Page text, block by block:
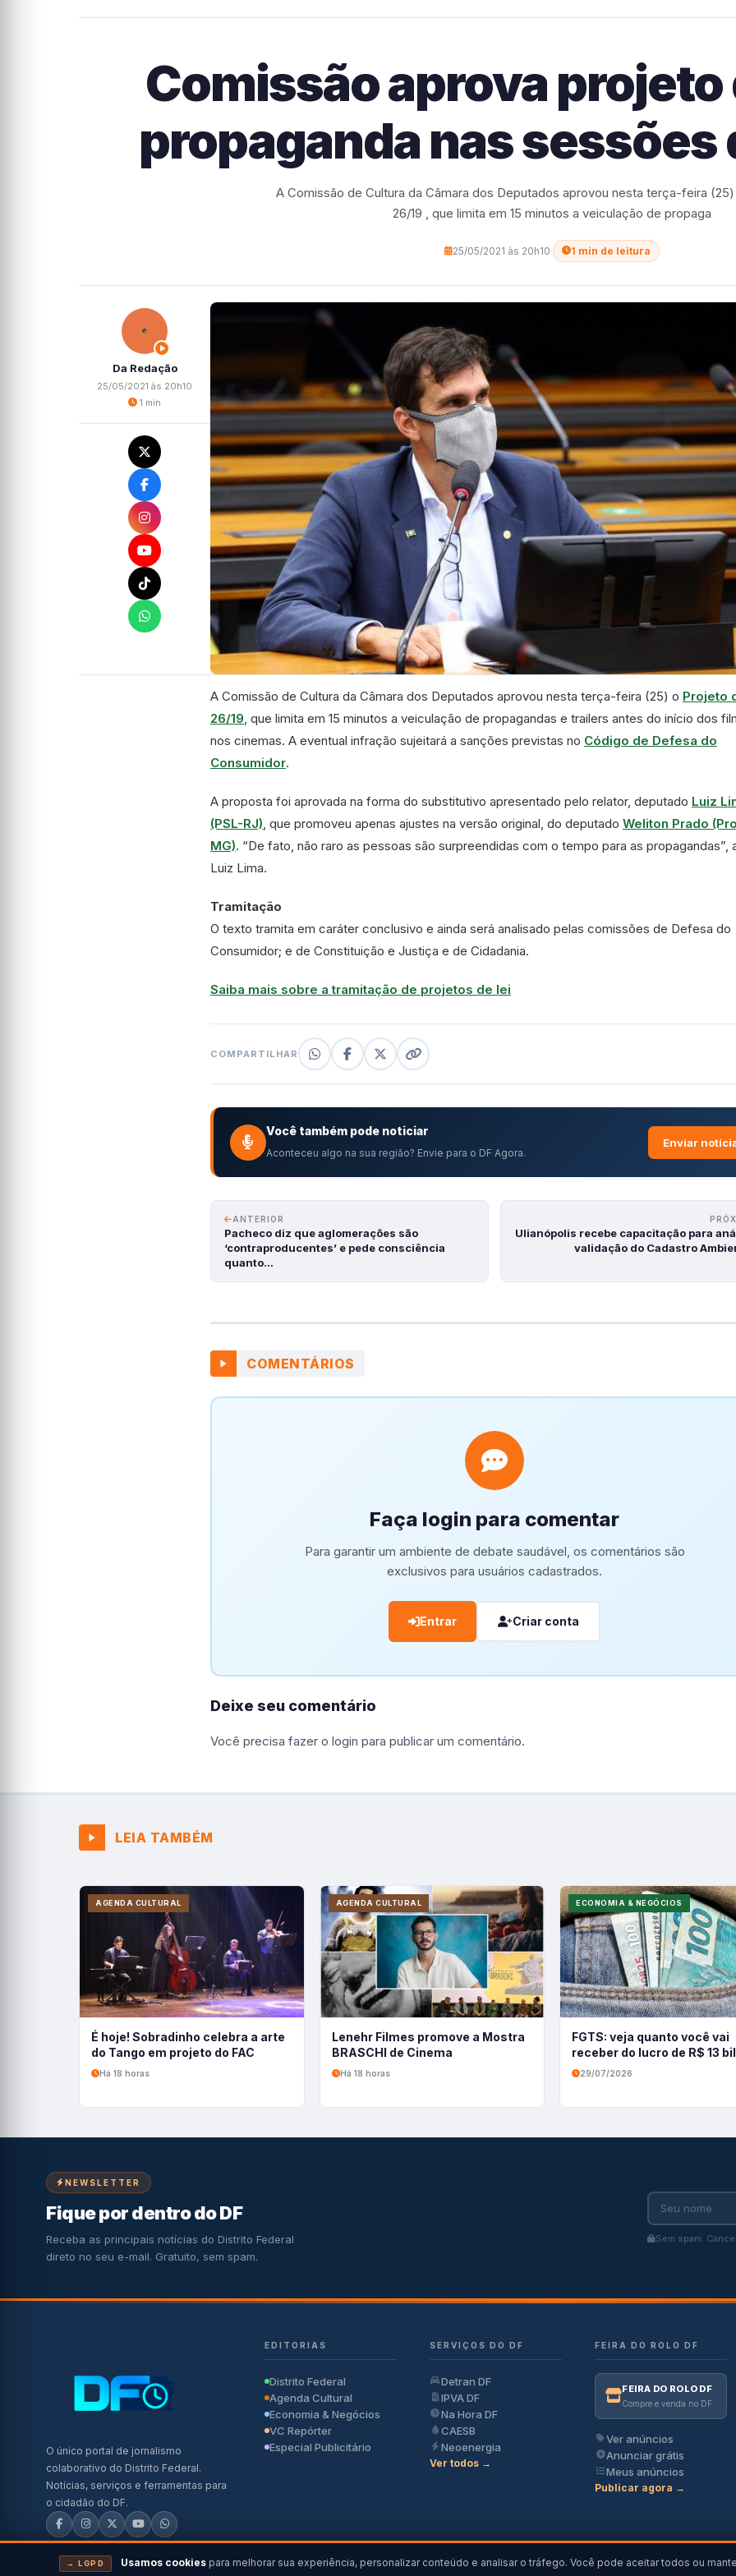
Comissão aprova
propaganda nas sessões
A Comissão de Cultura da Câmara dos Deputados aprovou nesta terça-feira
26/19 , que limita em 15 minutos a veiculação de propaga
25/05/2021 às 20h10· 1 min de leitura
Da Redação
25/05/2021 às 20h10
1 min
A Comissão de Cultura da Câmara dos Deputados aprovou nesta terça-feira (25) o Projeto
26/19, que limita em 15 minutos a veiculação de propagandas e trailers antes do início dos
nos cinemas. A eventual infração sujeitará a sanções previstas no Código de Defesa do
Consumidor.
A proposta foi aprovada na forma do substitutivo apresentado pelo relator, deputado Luiz
(PSL-RJ), que promoveu apenas ajustes na versão original, do deputado Weliton Prado
MG). “De fato, não raro as pessoas são surpreendidas com o tempo para as propagandas”,
Luiz Lima.
Tramitação
O texto tramita em caráter conclusivo e ainda será analisado pelas comissões de Defesa do
Consumidor; e de Constituição e Justiça e de Cidadania.
Saiba mais sobre a tramitação de projetos de lei
COMPARTILHAR
Você também pode noticiar
Aconteceu algo na sua região? Envie para o DF Agora.
Enviar
ANTERIOR
Pacheco diz que aglomerações são
‘contraproducentes’ e pede consciência
quanto…
Ulianópolis recebe capacitação para
validação do Cadastro
COMENTÁRIOS
Faça login para comentar
Para garantir um ambiente de debate saudável, os comentários são
exclusivos para usuários cadastrados.
Entrar Criar conta
Deixe seu comentário
Você precisa fazer o login para publicar um comentário.
LEIA TAMBÉM
AGENDA CULTURAL
É hoje! Sobradinho celebra a arte
do Tango em projeto do FAC
Há 18 horas
AGENDA CULTURAL
Lenehr Filmes promove a Mostra
BRASCHI de Cinema
Há 18 horas
ECONOMIA & NEGÓCIOS
FGTS: veja quanto você vai
receber do lucro de R$ 13
29/07/2026
NEWSLETTER
Fique por dentro do DF
Receba as principais notícias do Distrito Federal
direto no seu e-mail. Gratuito, sem spam.
Sem spam.
O único portal de jornalismo
colaborativo do Distrito Federal.
Notícias, serviços e ferramentas para
o cidadão do DF.
EDITORIAS
Distrito Federal
Agenda Cultural
Economia & Negócios
VC Repórter
Especial Publicitário
SERVIÇOS DO DF
Detran DF
IPVA DF
Na Hora DF
CAESB
Neoenergia
Ver todos →
FEIRA DO ROLO DF
FEIRA DO ROLO DF
Compre e venda no DF
Ver anúncios
Anunciar grátis
Meus anúncios
Publicar agora →
→ LGPD Usamos cookies para melhorar sua experiência, personalizar conteúdo e analisar o tráfego. Você pode aceitar todos ou